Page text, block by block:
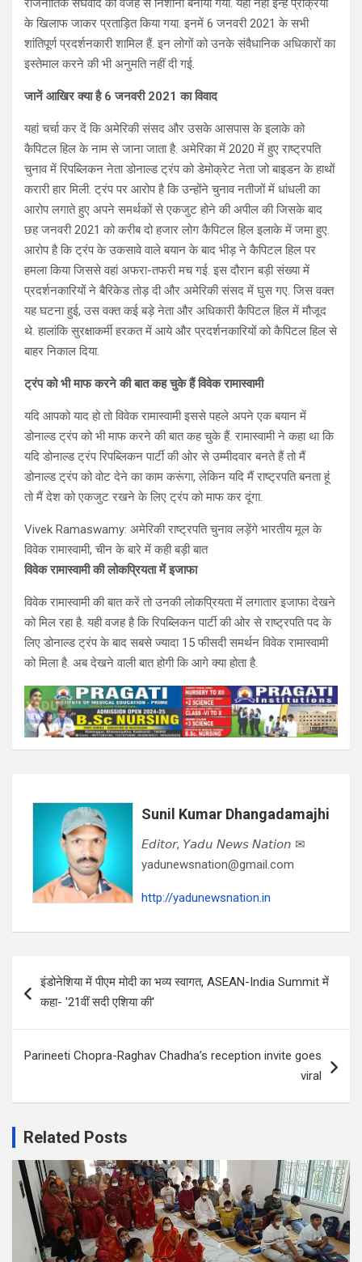
राजनीतिक संघवाद की वजह से निशाना बनाया गया. यही नहीं इन्हें प्रक्रिया
के खिलाफ जाकर प्रताड़ित किया गया. इनमें 6 जनवरी 2021 के सभी
शांतिपूर्ण प्रदर्शनकारी शामिल हैं. इन लोगों को उनके संवैधानिक अधिकारों का
इस्तेमाल करने की भी अनुमति नहीं दी गई.
जानें आखिर क्या है 6 जनवरी 2021 का विवाद
यहां चर्चा कर दें कि अमेरिकी संसद और उसके आसपास के इलाके को
कैपिटल हिल के नाम से जाना जाता है. अमेरिका में 2020 में हुए राष्ट्रपति
चुनाव में रिपब्लिकन नेता डोनाल्ड ट्रंप को डेमोक्रेट नेता जो बाइडन के हाथों
करारी हार मिली. ट्रंप पर आरोप है कि उन्होंने चुनाव नतीजों में धांधली का
आरोप लगाते हुए अपने समर्थकों से एकजुट होने की अपील की जिसके बाद
छह जनवरी 2021 को करीब दो हजार लोग कैपिटल हिल इलाके में जमा हुए.
आरोप है कि ट्रंप के उकसावे वाले बयान के बाद भीड़ ने कैपिटल हिल पर
हमला किया जिससे वहां अफरा-तफरी मच गई. इस दौरान बड़ी संख्या में
प्रदर्शनकारियों ने बैरिकेड तोड़ दी और अमेरिकी संसद में घुस गए. जिस वक्त
यह घटना हुई, उस वक्त कई बड़े नेता और अधिकारी कैपिटल हिल में मौजूद
थे. हालांकि सुरक्षाकर्मी हरकत में आये और प्रदर्शनकारियों को कैपिटल हिल से
बाहर निकाल दिया.
ट्रंप को भी माफ करने की बात कह चुके हैं विवेक रामास्वामी
यदि आपको याद हो तो विवेक रामास्वामी इससे पहले अपने एक बयान में
डोनाल्ड ट्रंप को भी माफ करने की बात कह चुके हैं. रामास्वामी ने कहा था कि
यदि डोनाल्ड ट्रंप रिपब्लिकन पार्टी की ओर से उम्मीदवार बनते हैं तो मैं
डोनाल्ड ट्रंप को वोट देने का काम करूंगा, लेकिन यदि मैं राष्ट्रपति बनता हूं
तो मैं देश को एकजुट रखने के लिए ट्रंप को माफ कर दूंगा.
Vivek Ramaswamy: अमेरिकी राष्ट्रपति चुनाव लड़ेंगे भारतीय मूल के
विवेक रामास्वामी, चीन के बारे में कही बड़ी बात
विवेक रामास्वामी की लोकप्रियता में इजाफा
विवेक रामास्वामी की बात करें तो उनकी लोकप्रियता में लगातार इजाफा देखने
को मिल रहा है. यही वजह है कि रिपब्लिकन पार्टी की ओर से राष्ट्रपति पद के
लिए डोनाल्ड ट्रंप के बाद सबसे ज्यादा 15 फीसदी समर्थन विवेक रामास्वामी
को मिला है. अब देखने वाली बात होगी कि आगे क्या होता है.
Sunil Kumar Dhangadamajhi
𝘌𝘥𝘪𝘵𝘰𝘳, 𝘠𝘢𝘥𝘶 𝘕𝘦𝘸𝘴 𝘕𝘢𝘵𝘪𝘰𝘯 ✉
yadunewsnation@gmail.com
http://yadunewsnation.in
navigation
इंडोनेशिया में पीएम मोदी का भव्य स्वागत, ASEAN-India Summit में
कहा- '21वीं सदी एशिया की'
Parineeti Chopra-Raghav Chadha’s reception invite goes
viral
Related Posts